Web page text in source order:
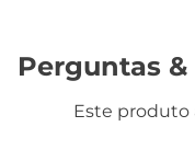
Perguntas
Este produto